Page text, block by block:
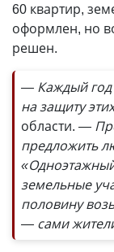
60 квартир,
оформлен, но
решен.
— Каждый год
на защиту
области. —
предложить
земельные
половину
— сами